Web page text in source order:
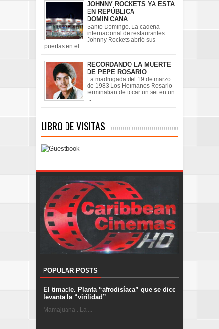
JOHNNY ROCKETS YA ESTA
EN REPÚBLICA
DOMINICANA
Santo Domingo. La cadena
internacional de restaurantes
Johnny Rockets abrió sus
puertas en el ...
RECORDANDO LA MUERTE
DE PEPE ROSARIO
La madrugada del 19 de marzo
de 1983 Los Hermanos Rosario
terminaban de tocar un set en un
...
LIBRO DE VISITAS
POPULAR POSTS
El timacle. Planta “afrodisíaca” que se dice
levanta la “virilidad”
Mamajuana . La ...